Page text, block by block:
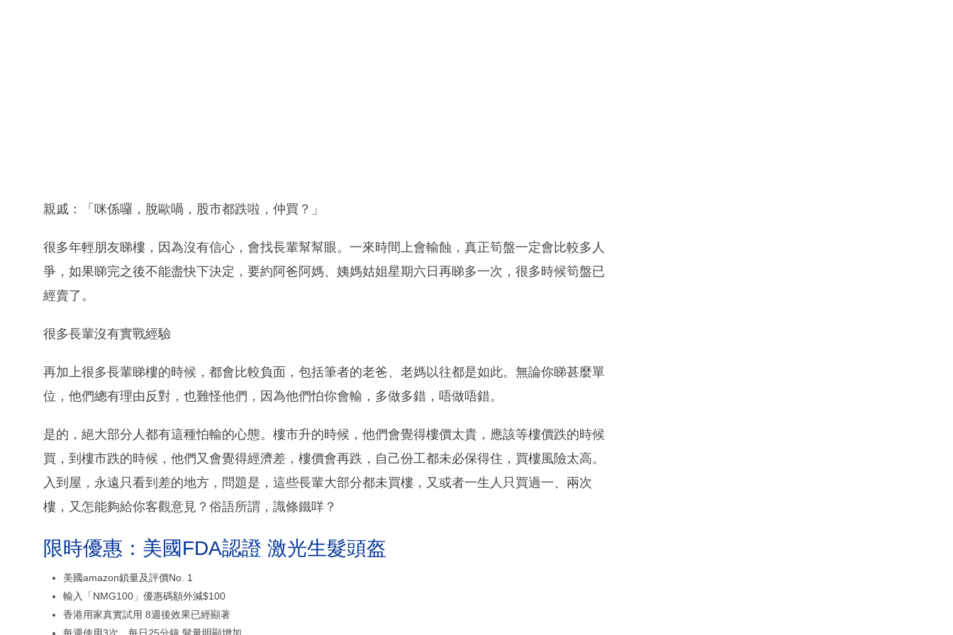
親戚：「咪係囉，脫歐喎，股市都跌啦，仲買？」
很多年輕朋友睇樓，因為沒有信心，會找長輩幫幫眼。一來時間上會輸蝕，真正筍盤一定會比較多人
爭，如果睇完之後不能盡快下決定，要約阿爸阿媽、姨媽姑姐星期六日再睇多一次，很多時候筍盤已
經賣了。
很多長輩沒有實戰經驗
再加上很多長輩睇樓的時候，都會比較負面，包括筆者的老爸、老媽以往都是如此。無論你睇甚麼單
位，他們總有理由反對，也難怪他們，因為他們怕你會輸，多做多錯，唔做唔錯。
是的，絕大部分人都有這種怕輸的心態。樓市升的時候，他們會覺得樓價太貴，應該等樓價跌的時候
買，到樓市跌的時候，他們又會覺得經濟差，樓價會再跌，自己份工都未必保得住，買樓風險太高。
入到屋，永遠只看到差的地方，問題是，這些長輩大部分都未買樓，又或者一生人只買過一、兩次
樓，又怎能夠給你客觀意見？俗語所謂，識條鐵咩？
限時優惠：美國FDA認證 激光生髮頭盔
美國amazon鎖量及評價No. 1
輸入「NMG100」優惠碼額外減$100
香港用家真實試用 8週後效果已經顯著